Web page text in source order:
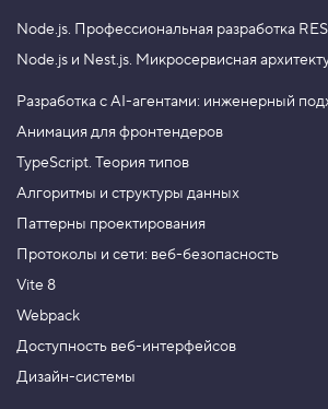
Node.js. Профессиональная разработка
Node.js и Nest.js. Микросервисная
Разработка с AI-агентами: инженерный
Анимация для фронтендеров
TypeScript. Теория типов
Алгоритмы и структуры данных
Паттерны проектирования
Протоколы и сети: веб-безопасность
Vite 8
Webpack
Доступность веб-интерфейсов
Дизайн-системы